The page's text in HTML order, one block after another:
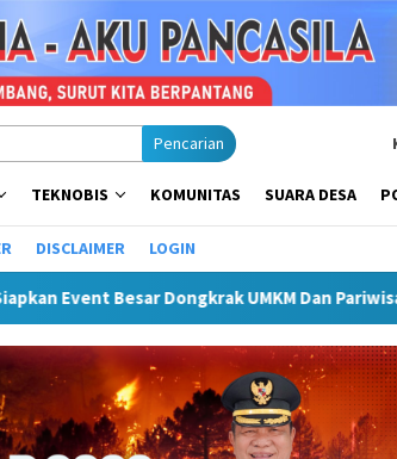
Pencarian
TEKNOBIS KOMUNITAS SUARA DESA
DISCLAIMER LOGIN
Dan Pariwisata Plt Bupati Hendri